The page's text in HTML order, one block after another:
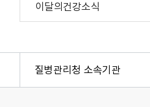
이달의건강소식
질병관리청 소속기관